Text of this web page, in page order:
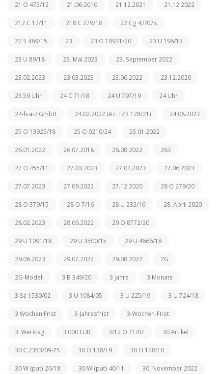
21 O 475/12 21.06.2010 21.12.2021 21.12.2022
212 C 17/11 218 C 279/18 22 Cg 47/07s
22 S 469/15 23 23 O 10931/20 23 U 196/13
23 U 89/18 23. Mai 2023 23. September 2022
23.02.2023 23.03.2023 23.06.2022 23.12.2020
23.59 Uhr 24 C 71/18 24 U 797/19 24 Uhr
24-h-a-z GmbH 24.02.2022 (Az. I ZR 128/21) 24.08.2023
25 O 13925/18 25 O 9210/24 25.01.2022
26.01.2022 26.07.2018 26.08.2022 263
27 O 455/11 27.03.2023 27.04.2023 27.06.2023
27.07.2023 27.09.2022 27.12.2020 28 O 279/20
28 O 379/15 28 O 7/16 28 U 232/16 28. April 2020
28.02.2023 28.06.2022 29 O 8772/20
29 U 1091/18 29 U 3500/15 29 U 4666/18
29.06.2023 29.07.2022 29.08.2022 2G
2G-Modell 3 B 349/20 3 Jahre 3 Monate
3 Sa 1530/02 3 U 1084/05 3 U 225/19 3 U 724/18
3 Wochen Frist 3-Jahresfrist 3-Wochen-Frist
3. Werktag 3.000 EUR 3/12 O 71/07 30 Artikel
30 C 2353/09-75 30 O 138/19 30 O 148/10
30 W (pat) 26/18 30 W (pat) 40/11 30. November 2022